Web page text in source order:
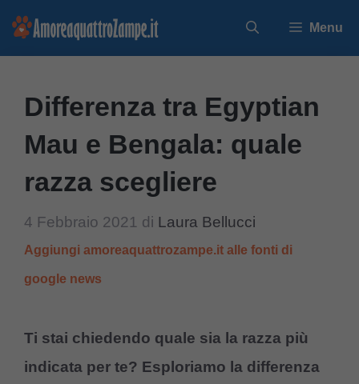
Vai
Menu
Differenza tra Egyptian
Mau e Bengala: quale
razza scegliere
4 Febbraio 2021 di Laura Bellucci
Aggiungi amoreaquattrozampe.it alle fonti di
google news
Ti stai chiedendo quale sia la razza più
indicata per te? Esploriamo la differenza